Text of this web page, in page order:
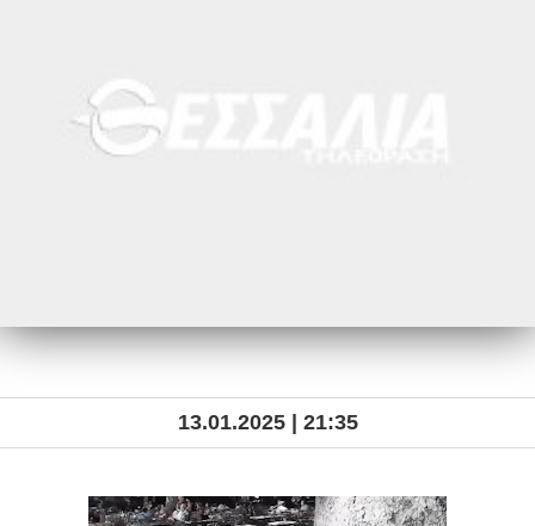
13.01.2025 | 21:35